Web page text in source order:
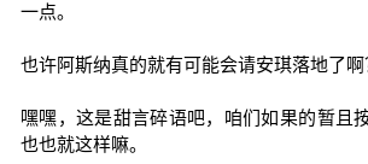
一点。
也许阿斯纳真的就有可能会请安琪落地了啊
嘿嘿，这是甜言碎语吧，咱们如果的暂且
也也就这样嘛。